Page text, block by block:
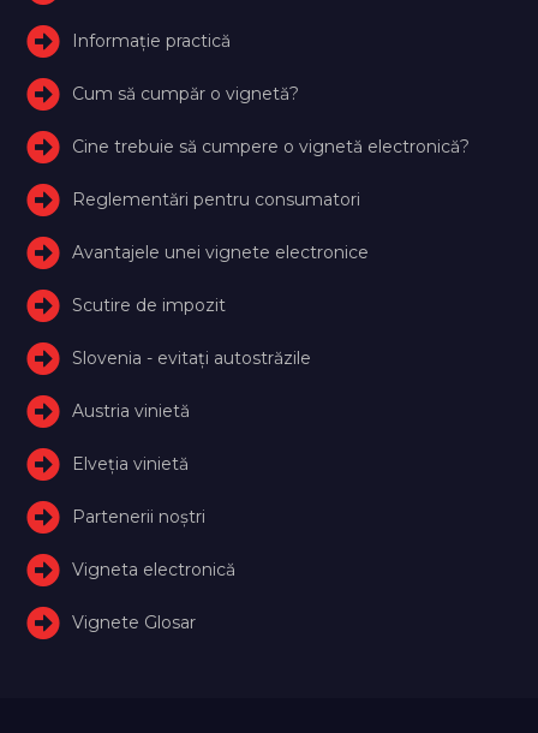
Informație practică
Cum să cumpăr o vignetă?
Cine trebuie să cumpere o vignetă electronică?
Reglementări pentru consumatori
Avantajele unei vignete electronice
Scutire de impozit
Slovenia - evitați autostrăzile
Austria vinietă
Elveţia vinietă
Partenerii noștri
Vigneta electronică
Vignete Glosar